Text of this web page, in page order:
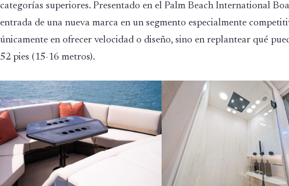
categorías superiores. Presentado en el Palm Beach International
entrada de una nueva marca en un segmento especialmente
únicamente en ofrecer velocidad o diseño, sino en replantear qué
52 pies (15-16 metros).